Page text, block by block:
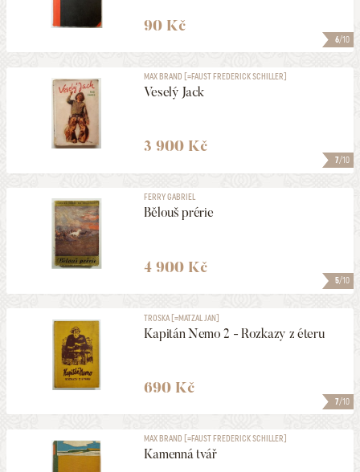
6/10
90 Kč
7/10
MAX BRAND [=FAUST FREDERICK SCHILLER]
Veselý Jack
3 900 Kč
5/10
FERRY GABRIEL
Bělouš prérie
4 900 Kč
7/10
TROSKA [=MATZAL JAN]
Kapitán Nemo 2 - Rozkazy z éteru
690 Kč
MAX BRAND [=FAUST FREDERICK SCHILLER]
Kamenná tvář